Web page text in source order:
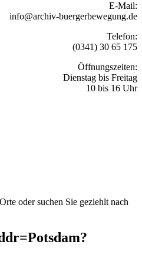
E-Mail:
info@archiv-buergerbewegung.de
Telefon:
(0341) 30 65 175
Öffnungszeiten:
Dienstag bis Freitag
10 bis 16 Uhr
oder suchen Sie geziehlt nach